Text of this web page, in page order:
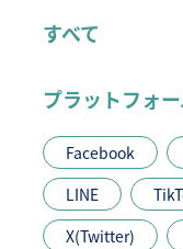
すべて
プラットフォ
Facebook
LINE
X(Twitter)